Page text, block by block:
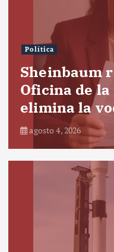
Política
Sheinbaum
Oficina de
elimina la
agosto 4, 2026